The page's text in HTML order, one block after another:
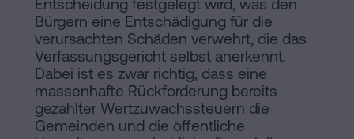
Entscheidung festgelegt wird, was den
Bürgern eine Entschädigung für die
verursachten Schäden verwehrt, die das
Verfassungsgericht selbst anerkennt.
Dabei ist es zwar richtig, dass eine
massenhafte Rückforderung bereits
gezahlter Wertzuwachssteuern die
Gemeinden und die öffentliche